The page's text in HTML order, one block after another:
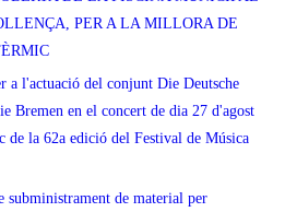
PER A LA MILLORA DE
a l'actuació del conjunt Die Deutsche
Bremen en el concert de dia 27 d'agost
de la 62a edició del Festival de Música
subministrament de material per